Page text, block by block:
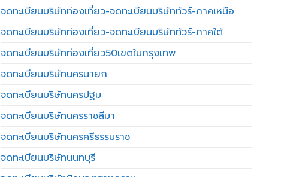
จดทะเบียนบริษัทท่องเที่ยว-จดทะเบียนบริษัททัวร์-ภาคเหนือ
จดทะเบียนบริษัทท่องเที่ยว-จดทะเบียนบริษัททัวร์-ภาคใต้
จดทะเบียนบริษัทท่องเที่ยว50เขตในกรุงเทพ
จดทะเบียนบริษัทนครนายก
จดทะเบียนบริษัทนครปฐม
จดทะเบียนบริษัทนครราชสีมา
จดทะเบียนบริษัทนครศรีธรรมราช
จดทะเบียนบริษัทนนทบุรี